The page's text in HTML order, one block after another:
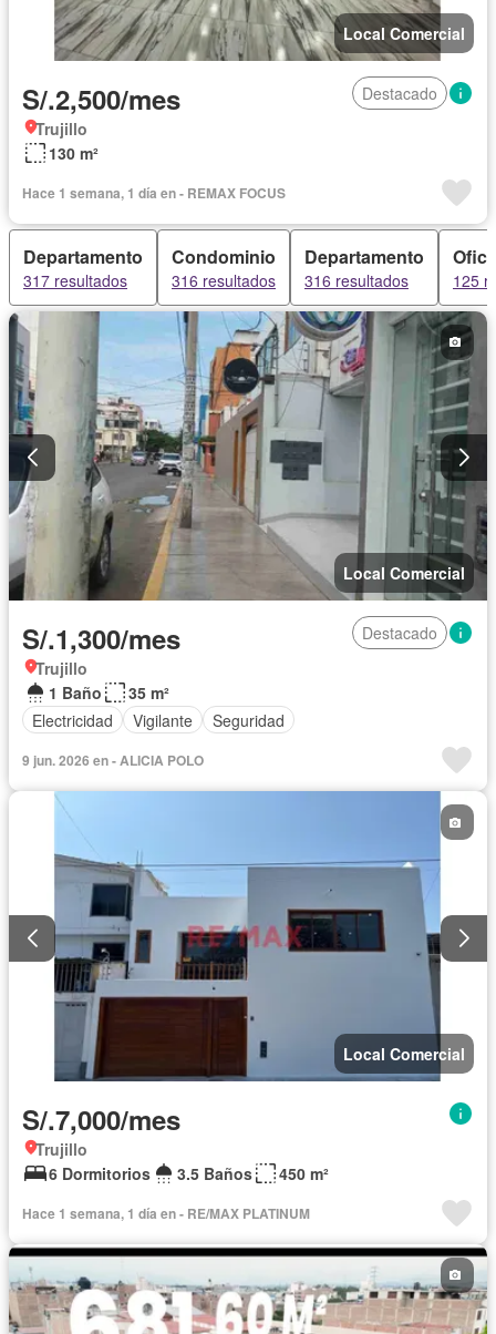
Local Comercial
S/.2,500/mes
Destacado
Trujillo
130 m²
Hace 1 semana, 1 día en - REMAX FOCUS
Departamento
317 resultados
Condominio
316 resultados
Departamento
316 resultados 125
Local Comercial
S/.1,300/mes
Destacado
Trujillo
1 Baño
35 m²
Electricidad
Vigilante Seguridad
9 jun. 2026 en - ALICIA POLO
Local Comercial
S/.7,000/mes
Trujillo
6 Dormitorios
3.5 Baños 450 m²
Hace 1 semana, 1 día en - RE/MAX PLATINUM